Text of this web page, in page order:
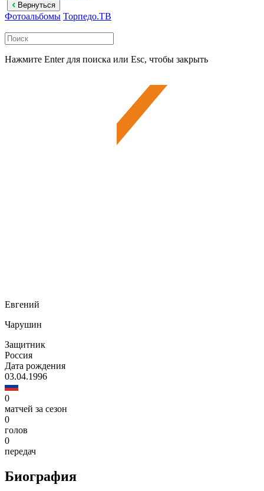
Вернуться
Фотоальбомы Торпедо.ТВ
Нажмите Enter для поиска или Esc, чтобы закрыть
Евгений
Чарушин
Защитник
Россия
Дата рождения
03.04.1996
0
матчей за сезон
0
голов
0
передач
Биография